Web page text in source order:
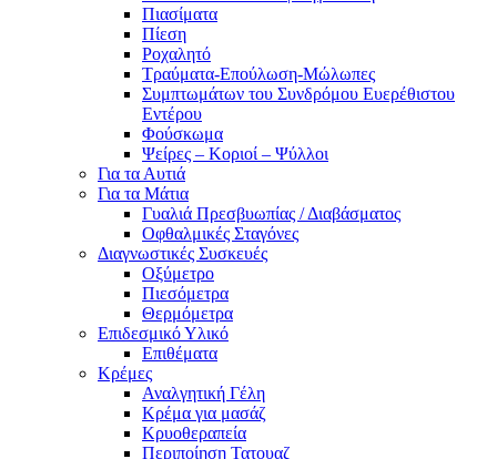
Πιασίματα
Πίεση
Ροχαλητό
Τραύματα-Επούλωση-Μώλωπες
Συμπτωμάτων του Συνδρόμου Ευερέθιστου
Εντέρου
Φούσκωμα
Ψείρες – Κοριοί – Ψύλλοι
Για τα Αυτιά
Για τα Μάτια
Γυαλιά Πρεσβυωπίας / Διαβάσματος
Οφθαλμικές Σταγόνες
Διαγνωστικές Συσκευές
Οξύμετρο
Πιεσόμετρα
Θερμόμετρα
Επιδεσμικό Υλικό
Επιθέματα
Κρέμες
Αναλγητική Γέλη
Κρέμα για μασάζ
Κρυοθεραπεία
Περιποίηση Τατουαζ